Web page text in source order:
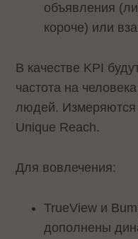
объявления
короче) или
В качестве KPI
частота на
людей. Измеряются
Unique Reach.
Для вовлечения:
TrueView и
дополнены